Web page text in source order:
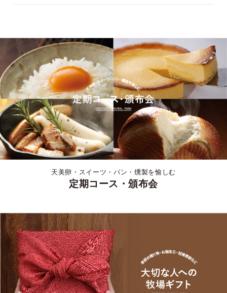
天美卵・スイーツ・パン・燻製を愉しむ
定期コース・頒布会